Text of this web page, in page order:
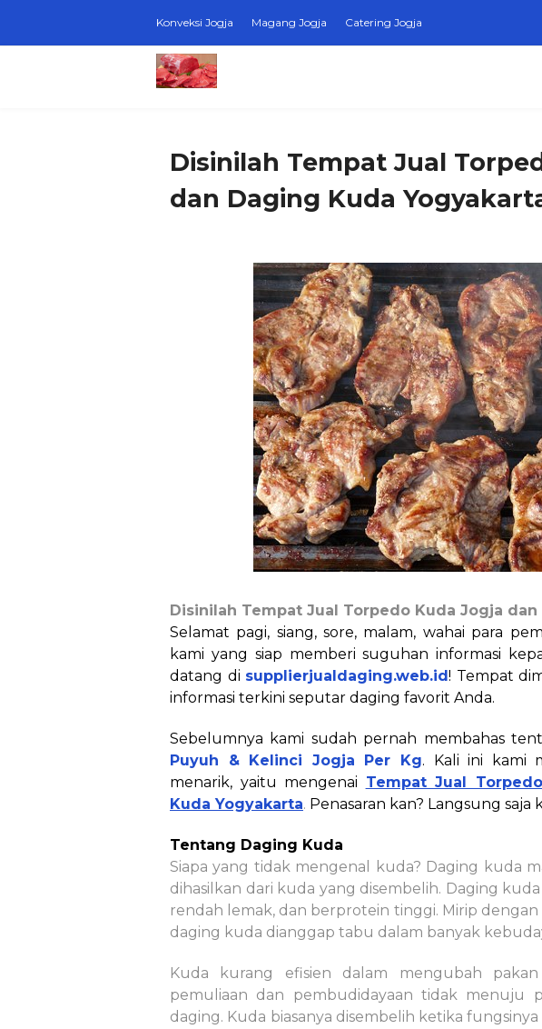
Konveksi Jogja Magang Jogja Catering Jogja
Disinilah Tempat Jual
dan Daging Kuda
Disinilah Tempat Jual Torpedo Kuda Jogja
Selamat pagi, siang, sore, malam, wahai para
kami yang siap memberi suguhan informasi
datang di supplierjualdaging.web.id! Tempat
informasi terkini seputar daging favorit Anda.
Sebelumnya kami sudah pernah membahas
Puyuh & Kelinci Jogja Per Kg. Kali ini kami
menarik, yaitu mengenai Tempat Jual
Kuda Yogyakarta. Penasaran kan? Langsung saja
Tentang Daging Kuda
Siapa yang tidak mengenal kuda? Daging kuda
dihasilkan dari kuda yang disembelih. Daging
rendah lemak, dan berprotein tinggi. Mirip dengan
daging kuda dianggap tabu dalam banyak
Kuda kurang efisien dalam mengubah
pemuliaan dan pembudidayaan tidak menuju
daging. Kuda biasanya disembelih ketika